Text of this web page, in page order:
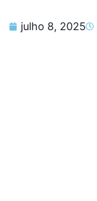
julho 8, 2025